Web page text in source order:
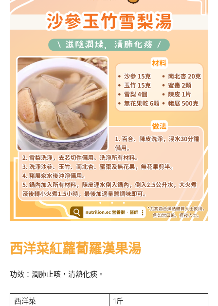
西洋菜紅蘿蔔羅漢果湯
功效：潤肺止咳，清熱化痰。
西洋菜
1斤